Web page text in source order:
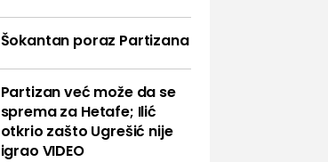
Šokantan poraz Partizana
Partizan već može da se
sprema za Hetafe; Ilić
otkrio zašto Ugrešić nije
igrao VIDEO